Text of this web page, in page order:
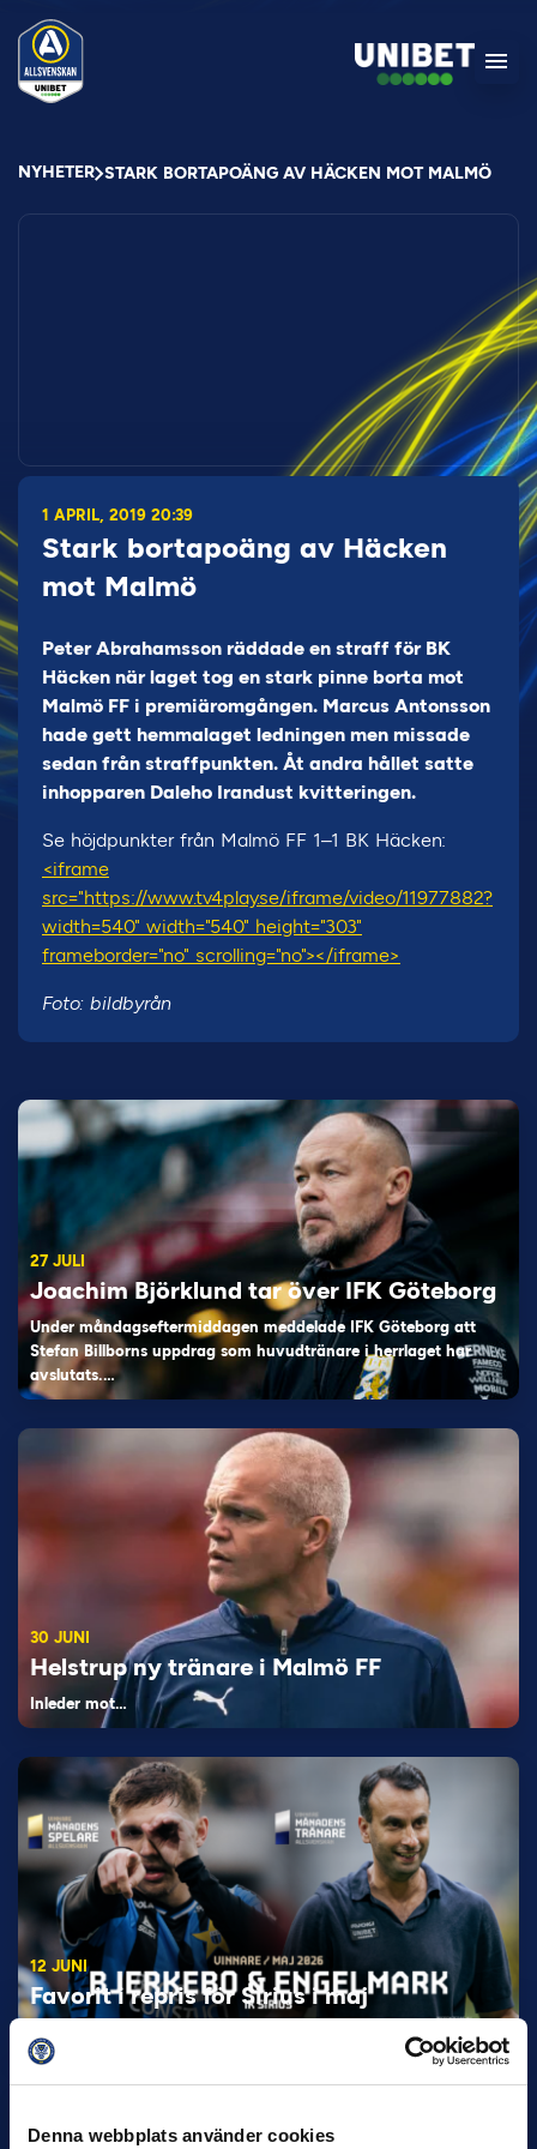
Denna webbplats använder cookies
NYHETER STARK BORTAPOÄNG AV HÄCKEN MOT MALMÖ
1 APRIL, 2019 20:39
Stark bortapoäng av Häcken
mot Malmö
Peter Abrahamsson räddade en straff för BK
Häcken när laget tog en stark pinne borta mot
Malmö FF i premiäromgången. Marcus Antonsson
hade gett hemmalaget ledningen men missade
sedan från straffpunkten. Åt andra hållet satte
inhopparen Daleho Irandust kvitteringen.
Se höjdpunkter från Malmö FF 1–1 BK Häcken:
<iframe
src="https://www.tv4play.se/iframe/video/11977882?
width=540" width="540" height="303"
frameborder="no" scrolling="no"></iframe>
Foto: bildbyrån
27 JULI
Joachim Björklund tar över IFK Göteborg
Under måndagseftermiddagen meddelade IFK Göteborg att
Stefan Billborns uppdrag som huvudtränare i herrlaget har
avslutats.…
30 JUNI
Helstrup ny tränare i Malmö FF
Inleder mot…
12 JUNI
Favorit i repris för Sirius i maj